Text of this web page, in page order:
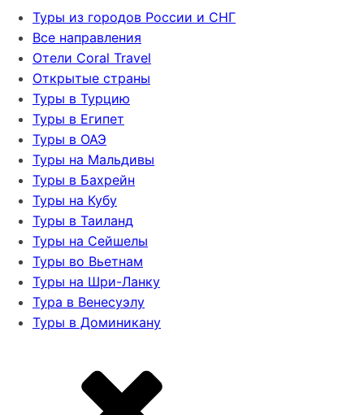
Туры из городов России и СНГ
Все направления
Отели Coral Travel
Открытые страны
Туры в Турцию
Туры в Египет
Туры в ОАЭ
Туры на Мальдивы
Туры в Бахрейн
Туры на Кубу
Туры в Таиланд
Туры на Сейшелы
Туры во Вьетнам
Туры на Шри-Ланку
Тура в Венесуэлу
Туры в Доминикану